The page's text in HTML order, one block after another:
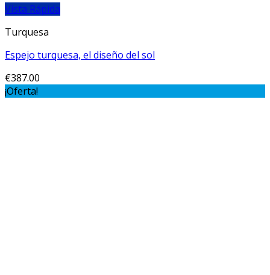
Vista Rápida
Turquesa
Espejo turquesa, el diseño del sol
€387.00
¡Oferta!